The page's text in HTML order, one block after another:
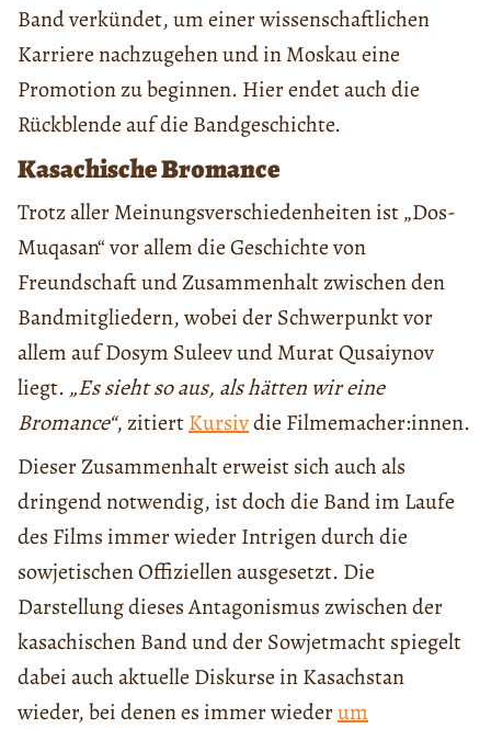
Band verkündet, um einer wissenschaftlichen
Karriere nachzugehen und in Moskau eine
Promotion zu beginnen. Hier endet auch die
Rückblende auf die Bandgeschichte.
Kasachische Bromance
Trotz aller Meinungsverschiedenheiten ist „Dos-
Muqasan“ vor allem die Geschichte von
Freundschaft und Zusammenhalt zwischen den
Bandmitgliedern, wobei der Schwerpunkt vor
allem auf Dosym Suleev und Murat Qusaiynov
liegt. „Es sieht so aus, als hätten wir eine
Bromance“, zitiertKursivdie Filmemacher:innen.
Dieser Zusammenhalt erweist sich auch als
dringend notwendig, ist doch die Band im Laufe
des Films immer wieder Intrigen durch die
sowjetischen Offiziellen ausgesetzt. Die
Darstellung dieses Antagonismus zwischen der
kasachischen Band und der Sowjetmacht spiegelt
dabei auch aktuelle Diskurse in Kasachstan
wieder, bei denen es immer wiederum